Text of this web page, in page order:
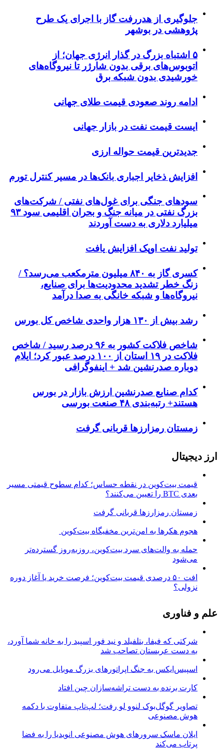
جلوگیری از هدررفت گاز با اجرای یک طرح
پژوهشی در بوشهر
۵ اشتباه بزرگ در گذار انرژی جهان؛ از
اتوبوس‌های برقی بدون شارژر تا نیروگاه‌های
خورشیدی بدون شبکه برق
ادامه روند صعودی قیمت طلای جهانی
ایست قیمت نفت در بازار جهانی
جدیدترین قیمت حواله ارزی
افزایش ذخایر اجباری بانک‌ها در مسیر کنترل تورم
سودهای جنگی برای غول‌های نفتی / شرکت‌های
بزرگ نفتی در میانه جنگ و بحران اقلیمی سود ۹۳
میلیارد دلاری به دست آوردند
تولید نفت اوپک افزایش یافت
کسری گاز به ۸۴۰ میلیون مترمکعب می‌رسد؟ /
زنگ خطر تشدید محدودیت‌ها برای صنایع،
نیروگاه‌ها و شبکه خانگی به صدا درآمد
رشد بیش از ۱۳۰ هزار واحدی شاخص کل بورس
شاخص فلاکت کشور به ۹۶ درصد رسید / شاخص
فلاکت در ۱۹ استان از ۱۰۰ درصد عبور کرد؛ ایلام
دوباره صدرنشین شد + اینفوگرافی
کدام صنایع صدرنشین‌ ارزش بازار در بورس
هستند+ رتبه‌بندی ۴۸ صنعت بورسی
زمستان رمزارزها قربانی گرفت
ارز دیجیتال
قیمت بیت‌کوین در نقطه حساس؛ کدام سطوح قیمتی مسیر
بعدی BTC را تعیین می‌کنند؟
زمستان رمزارزها قربانی گرفت
هجوم هکرها به امن‌ترین مخفیگاه بیت‌کوین
حمله به والت‌های سرد بیت‌کوین، روزبه‌روز گسترده‌تر
می‌شود
افت ۵۰ درصدی قیمت بیت‌کوین؛ فرصت خرید یا آغاز دوره
نزولی؟
علم و فناوری
شرکتی که فیفا، بتلفیلد و نید فور اسپید را به خانه شما آورد،
به دست عربستان تصاحب شد
اسپیس‌ایکس به جنگ اپراتورهای بزرگ موبایل می‌رود
کارت برنده به دست تراشه‌سازان چین افتاد
تصاویر گوگل‌بوک لنوو لو رفت؛ لپ‌تاپ متفاوت با دکمه
هوش مصنوعی
ایلان ماسک سرورهای هوش مصنوعی انویدیا را به فضا
پرتاب می‌کند